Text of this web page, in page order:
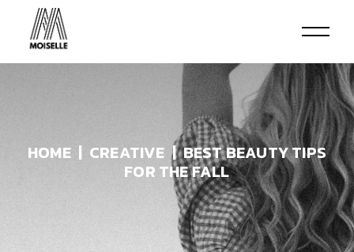
HOME CREATIVE
BEST BEAUTY TIPS
FOR THE FALL